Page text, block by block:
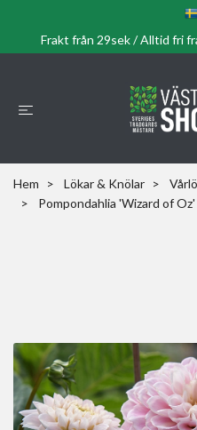
Frakt från 29sek / Alltid fri
Hem Lökar & Knölar
Pompondahlia 'Wizard of Oz'